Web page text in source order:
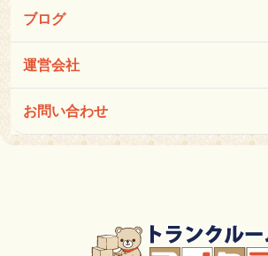
ブログ
運営会社
お問い合わせ